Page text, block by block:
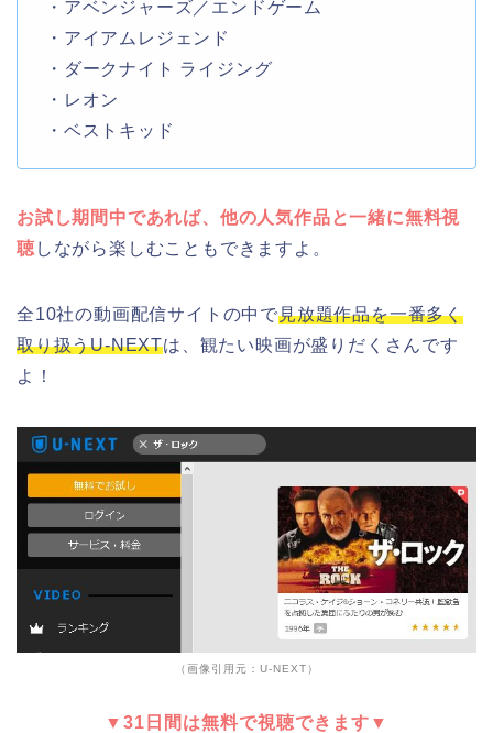
・アベンジャーズ／エンドゲーム
・アイアムレジェンド
・ダークナイト ライジング
・レオン
・ベストキッド
お試し期間中であれば、他の人気作品と一緒に無料視
聴 しながら楽しむこともできますよ。
全10社の動画配信サイトの中で見放題作品を一番多く
取り扱うU-NEXTは、観たい映画が盛りだくさんです
よ！
（画像引用元：U-NEXT）
▼31日間は無料で視聴できます▼